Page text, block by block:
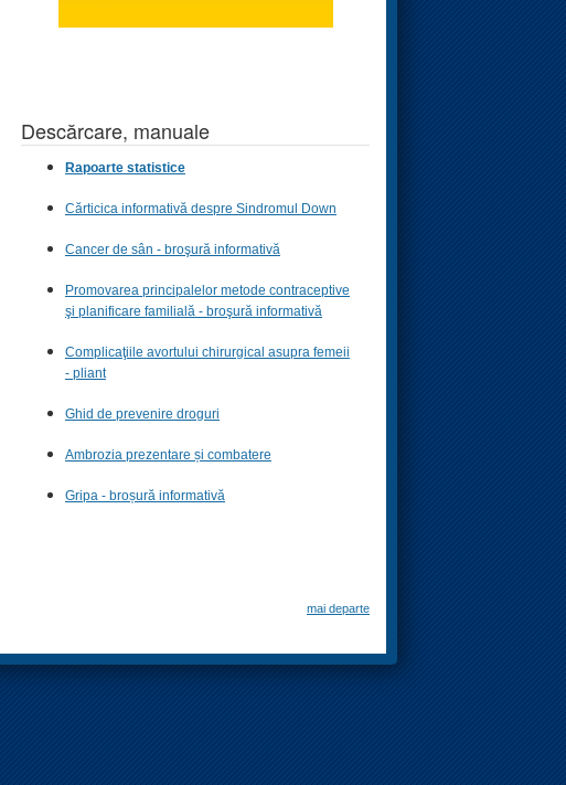
Descărcare, manuale
Rapoarte statistice
Cărticica informativă despre Sindromul Down
Cancer de sân - broşură informativă
Promovarea principalelor metode contraceptive
şi planificare familială - broşură informativă
Complicaţiile avortului chirurgical asupra femeii
- pliant
Ghid de prevenire droguri
Ambrozia prezentare și combatere
Gripa - broșură informativă
mai departe